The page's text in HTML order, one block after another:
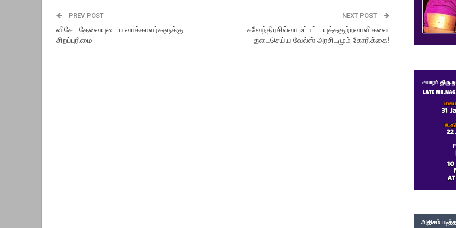
PREV POST
விசேட தேவையுடைய வாக்காளர்களுக்கு
சிறப்புரிமை
NEXT POST
சவேந்திரசில்வா உட்பட்ட யுத்தகுற்றவாளிகளை
தடைசெய்ய வேல்ஸ் அரசிடமும் கோரிக்கை!
அதிகம்